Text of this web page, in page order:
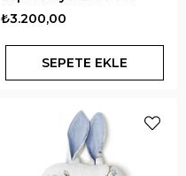
Endless Blue 100x100 cm
₺3.200,00
SEPETE EKLE